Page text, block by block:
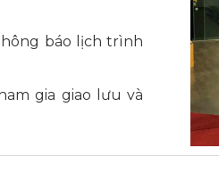
báo lịch trình
gia giao lưu và